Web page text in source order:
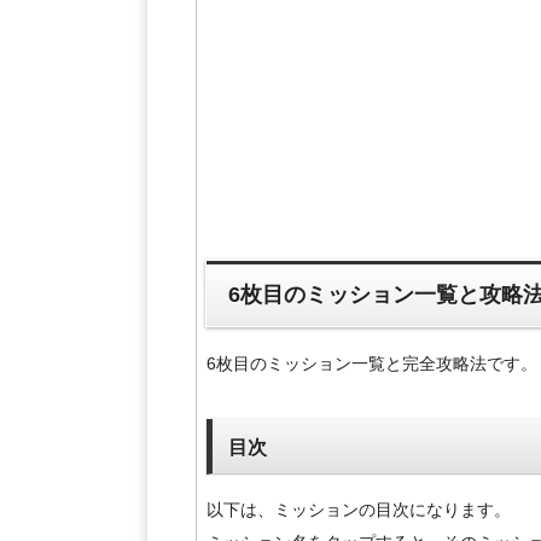
6枚目のミッション一覧と攻略
6枚目のミッション一覧と完全攻略法です。
目次
以下は、ミッションの目次になります。